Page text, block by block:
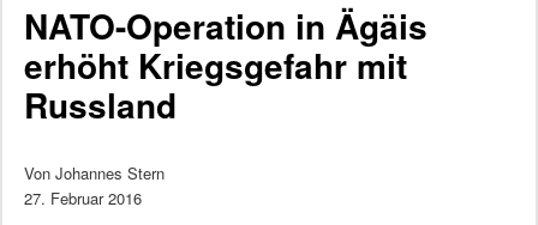
NATO-Operation in Ägäis
erhöht Kriegsgefahr mit
Russland
Von Johannes Stern
27. Februar 2016